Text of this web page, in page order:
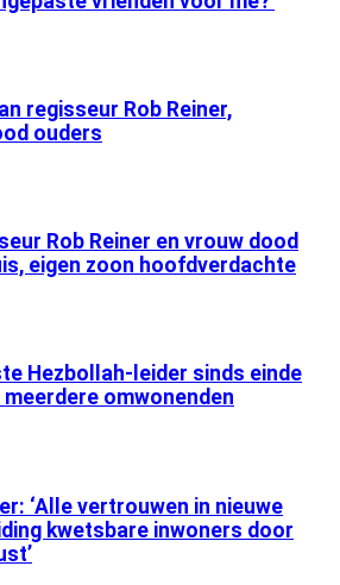
regisseur Rob Reiner,
ouders
Rob Reiner en vrouw dood
eigen zoon hoofdverdachte
Hezbollah-leider sinds einde
omwonenden
‘Alle vertrouwen in nieuwe
kwetsbare inwoners door